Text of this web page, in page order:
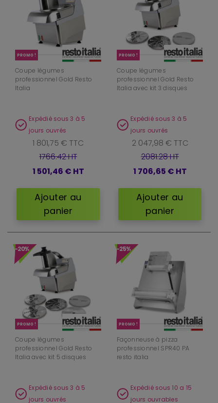
PROMO !
Coupe légumes
professionnel Gold Resto
Italia
Expédié sous 3 à 5
jours ouvrés
1 801,75 € TTC
1766.42 HT
1 501,46 € HT
Ajouter au
panier
PROMO !
Coupe légumes
professionnel Gold Resto
Italia avec kit 3 disques
Expédié sous 3 à 5
jours ouvrés
2 047,98 € TTC
2081.28 HT
1 706,65 € HT
Ajouter au
panier
-20%
PROMO !
Coupe légumes
professionnel Gold Resto
Italia avec kit 5 disques
Expédié sous 3 à 5
jours ouvrés
-25%
PROMO !
Façonneuse à pizza
professionnel SPR40 PA
resto italia
Expédié sous 10 a 15
jours ouvrables